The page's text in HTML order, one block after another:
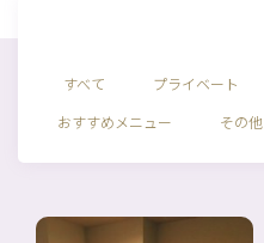
すべて プライベート
おすすめメニュー
その他